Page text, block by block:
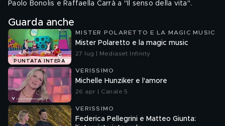
Paolo Bonolis e Raffaella Carrà a "Il senso della vita".
Guarda anche
PUNTATA INTERA
MISTER POLARETTO E LA MAGIC MUSIC
Mister Polaretto e la magic music
27 lug | Mediaset Infinity
VERISSIMO
Michelle Hunziker e l'amore
26 apr | Canale 5
VERISSIMO
Federica Pellegrini e Matteo Giunta: